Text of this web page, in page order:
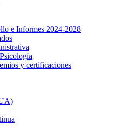
e Informes 2024-2028
y certificaciones